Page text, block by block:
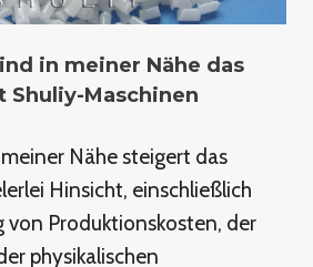
in meiner Nähe das
Shuliy-Maschinen
Nähe steigert das
Hinsicht, einschließlich
von Produktionskosten, der
physikalischen